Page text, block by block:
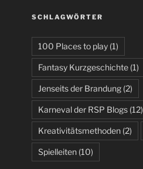
SCHLAGWÖRTER
100 Places to play(1)
Fantasy Kurzgeschichte(1)
Jenseits der Brandung(2)
Karneval der RSP Blogs(12)
Kreativitätsmethoden(2)
Spielleiten(10)